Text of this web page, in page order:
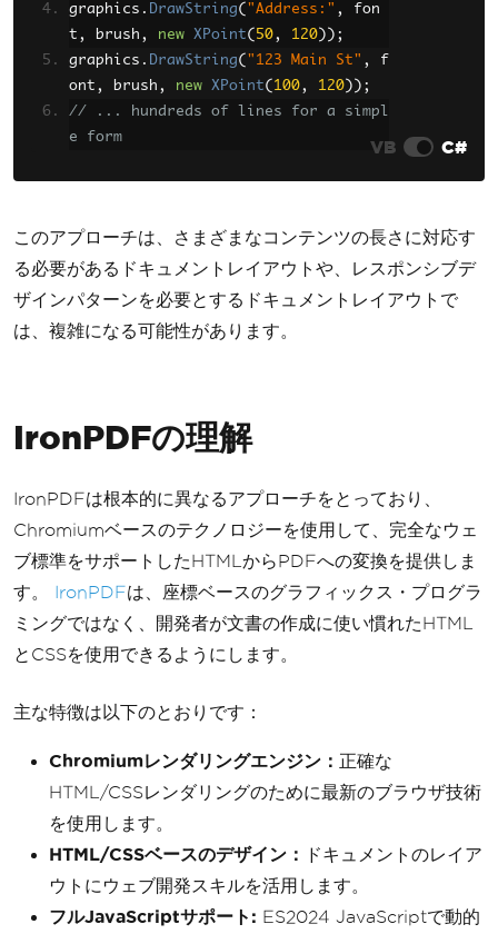
graphics . DrawString( "Address:" ,
fon
t , brush , new XPoint( 50, 120 ));
graphics . DrawString( "123 Main St" ,
f
ont , brush , new XPoint( 100, 120 ));
// ... hundreds of lines for a simpl
e form
VB C#
このアプローチは、さまざまなコンテンツの長さに対応す
る必要があるドキュメントレイアウトや、レスポンシブデ
ザインパターンを必要とするドキュメントレイアウトで
は、複雑になる可能性があります。
IronPDFの理解
IronPDFは根本的に異なるアプローチをとっており、
Chromiumベースのテクノロジーを使用して、完全なウェ
ブ標準をサポートしたHTMLからPDFへの変換を提供しま
す。 IronPDFは、座標ベースのグラフィックス・プログラ
ミングではなく、開発者が文書の作成に使い慣れたHTML
とCSSを使用できるようにします。
主な特徴は以下のとおりです：
Chromiumレンダリングエンジン： 正確な
HTML/CSSレンダリングのために最新のブラウザ技術
を使用します。
HTML/CSSベースのデザイン：
ドキュメントのレイア
ウトにウェブ開発スキルを活用します。
フルJavaScriptサポート: ES2024 JavaScriptで動的